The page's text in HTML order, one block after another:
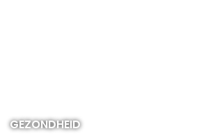
GEZONDHEID